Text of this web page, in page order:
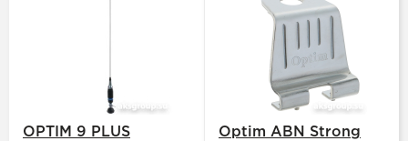
OPTIM 9 PLUS Optim ABN Strong